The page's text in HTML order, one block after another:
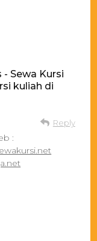
Sewa Kursi
kuliah di
Reply
: